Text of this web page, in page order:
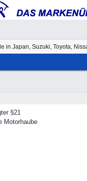
in Japan, Suzuki, Toyota,
§21
Motorhaube